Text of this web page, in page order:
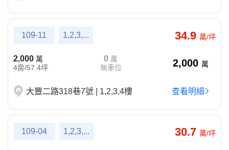
109-11 1,2,3,... 34.9 萬/坪
2,000 萬
4房/57.4坪
0 萬
無車位
2,000 萬
大豐二路318巷7號 | 1,2,3,4樓 查看明細
109-04 1,2,3,... 30.7 萬/坪